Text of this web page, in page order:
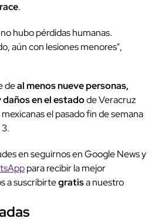
.
hubo pérdidas humanas.
aún con lesiones menores",
deal menos nueve personas,
en el estadode Veracruz
el pasado fin de semana
en seguirnos en Google News y
para recibir la mejor
a suscribirtegratisa nuestro